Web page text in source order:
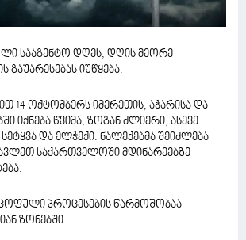
სააგენტო დღეს, დღის მეორე
გაუარესებას იუწყება.
14 ოქტომბერს იმერეთის, აჭარისა და
იქნება წვიმა, ზოგან ძლიერი, ასევე
და ელჭექი. ნალექებმა შეიძლება
საქართველოში მდინარეებზე
პროცესების წარმოშობაა
ზონებში.